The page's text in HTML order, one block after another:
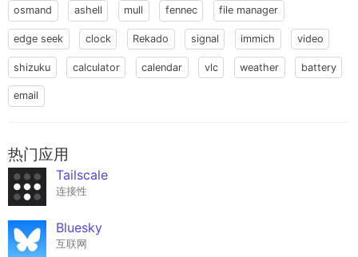
osmand ashell mull fennec file manager
edge seek clock Rekado signal immich video
shizuku calculator calendar vlc weather battery
email
热门应用
Tailscale
连接性
Bluesky
互联网